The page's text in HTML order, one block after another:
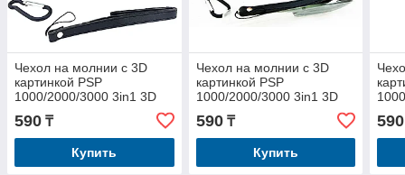
Чехол на молнии с 3D
картинкой PSP
1000/2000/3000 3in1 3D
590 ₸
Купить
Чехол на молнии с 3D
картинкой PSP
1000/2000/3000 3in1 3D
590₸
Купить
590